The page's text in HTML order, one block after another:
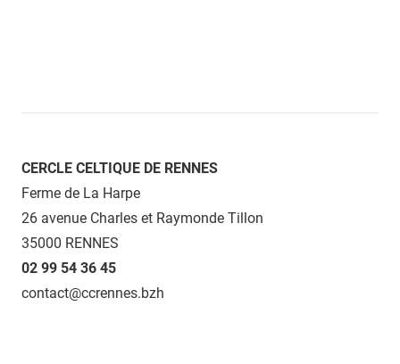
CERCLE CELTIQUE DE RENNES
Ferme de La Harpe
26 avenue Charles et Raymonde Tillon
35000 RENNES
02 99 54 36 45
contact@ccrennes.bzh